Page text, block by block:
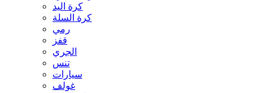
كرة اليد
كرة السلة
رمي
قفز
الجري
تنس
سيارات
غولف